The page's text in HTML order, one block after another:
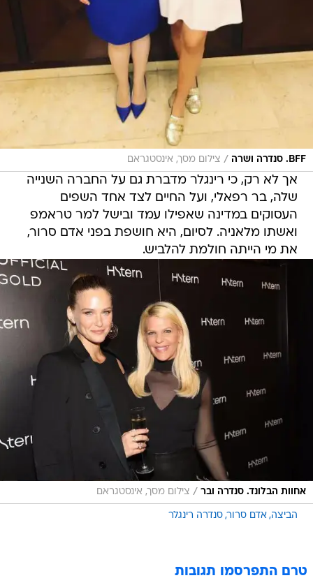
BFF. סנדרה ושרה / צילום מסך, אינסטגראם
אך לא רק, כי רינגלר מדברת גם על החברה השנייה
שלה, בר רפאלי, ועל החיים לצד אחד השפים
העסוקים במדינה שאפילו עמד ובישל למר טראמפ
ואשתו מלאניה. לסיום, היא חושפת בפני אדם סרור,
את מי הייתה חולמת להלביש.
אחוות הבלונד. סנדרה ובר / צילום מסך, אינסטגראם
הביצה אדם סרור סנדרה רינגלר
טרם התפרסמו תגובות